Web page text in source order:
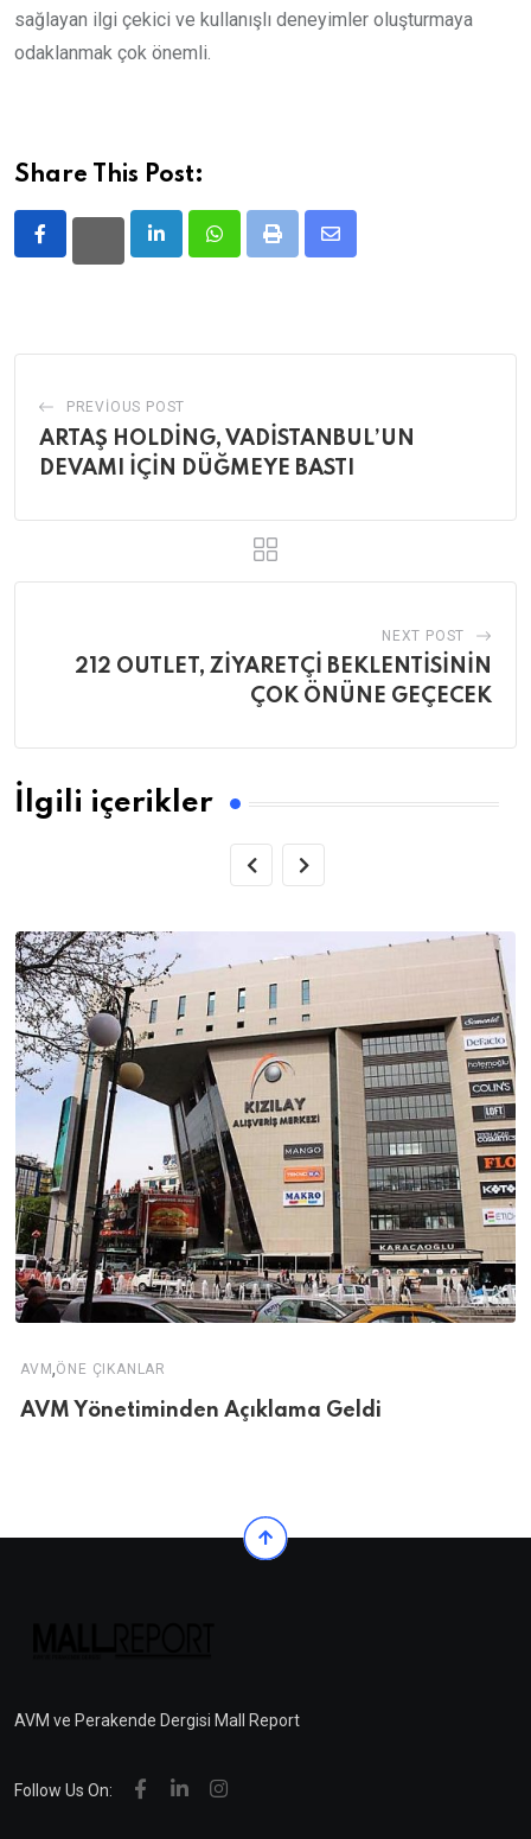
sağlayan ilgi çekici ve kullanışlı deneyimler oluşturmaya
odaklanmak çok önemli.
Share This Post:
LinkedInWhatsappPrint
Share
PREVIOUS POST
ARTAŞ HOLDİNG, VADİSTANBUL’UN
DEVAMI İÇİN DÜĞMEYE BASTI
NEXT POST
212 OUTLET, ZİYARETÇİ BEKLENTİSİNİN
ÇOK ÖNÜNE GEÇECEK
İlgili içerikler
AVM,ÖNE ÇIKANLAR
AVM Yönetiminden Açıklama Geldi
AVM ve Perakende Dergisi Mall Report
Follow Us On: